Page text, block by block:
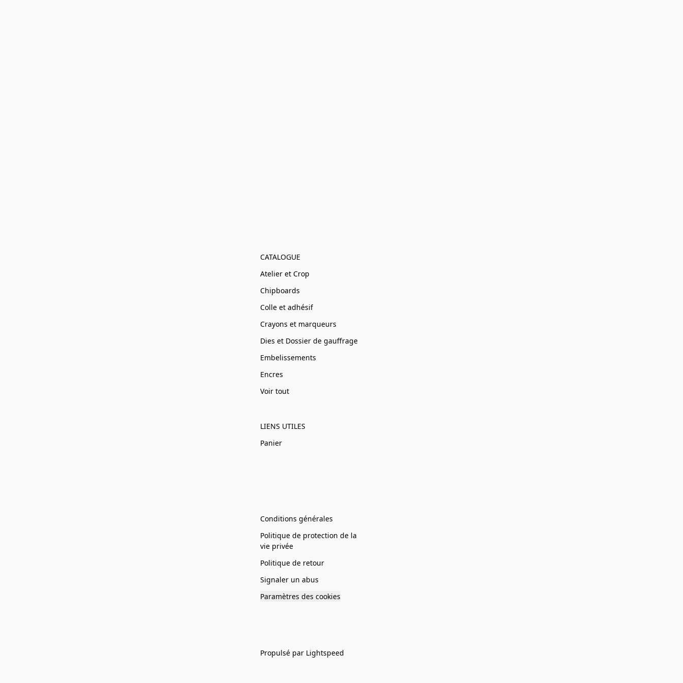
CATALOGUE
Atelier et Crop
Chipboards
Colle et adhésif
Crayons et marqueurs
Dies et Dossier de gauffrage
Embelissements
Encres
Voir tout
LIENS UTILES
Panier
Conditions générales
Politique de protection de la
vie privée
Politique de retour
Signaler un abus
Paramètres des cookies
Propulsé par Lightspeed